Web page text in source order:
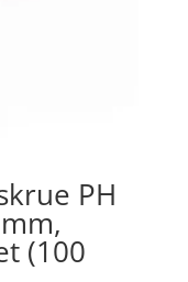
PH
(100